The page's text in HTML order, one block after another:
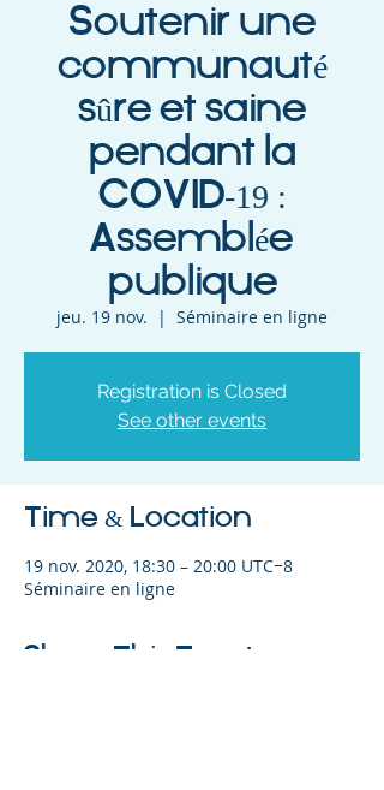
Soutenir une
communauté
sûre et saine
pendant la
COVID-19 :
Assemblée
publique
jeu. 19 nov.
  |
Séminaire en ligne
Registration is Closed
See other events
Time & Location
19 nov. 2020, 18:30 – 20:00 UTC−8
Séminaire en ligne
Share This Event